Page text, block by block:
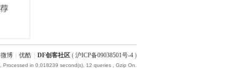
微博 优酷 DF创客社区 ( 沪ICP备09038501号-4 )
, Processed in 0.018239 second(s), 12 queries , Gzip On.